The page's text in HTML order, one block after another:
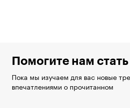
Помогите нам
Пока мы изучаем для вас новые
впечатлениями о прочитанном